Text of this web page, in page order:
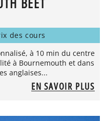
des cours
à 10 min du centre
à Bournemouth et dans
anglaises...
EN SAVOIR PLUS